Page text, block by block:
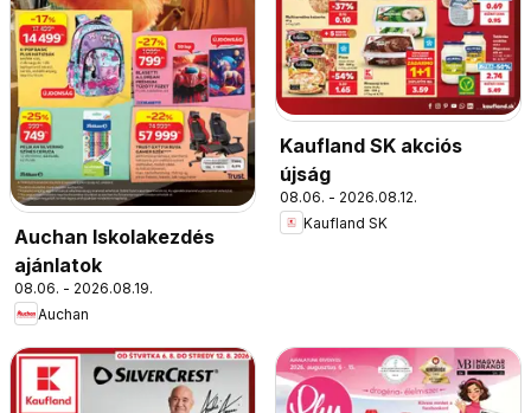
Auchan Iskolakezdés
ajánlatok
08.06. - 2026.08.19.
Auchan
Kaufland SK akciós
újság
08.06. - 2026.08.12.
Kaufland SK